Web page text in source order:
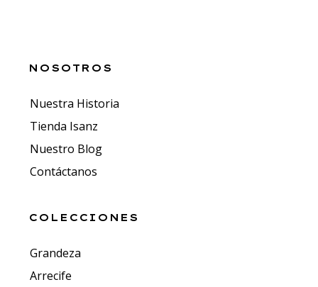
NOSOTROS
Nuestra Historia
Tienda Isanz
Nuestro Blog
Contáctanos
COLECCIONES
Grandeza
Arrecife